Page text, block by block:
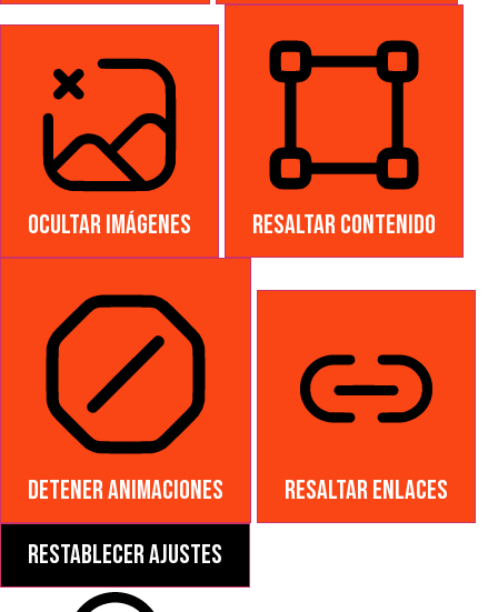
Ocultar imágenes Resaltar contenido
Detener animaciones
Resaltar enlaces
Restablecer ajustes